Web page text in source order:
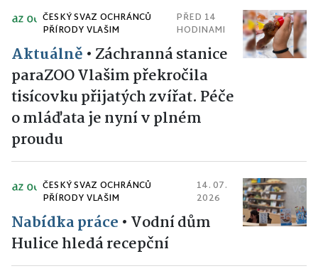
ČESKÝ SVAZ OCHRÁNCŮ
PŘÍRODY VLAŠIM
PŘED 14
HODINAMI
Aktuálně • Záchranná stanice
paraZOO Vlašim překročila
tisícovku přijatých zvířat. Péče
o mláďata je nyní v plném
proudu
ČESKÝ SVAZ OCHRÁNCŮ
PŘÍRODY VLAŠIM
14. 07.
2026
Nabídka práce • Vodní dům
Hulice hledá recepční